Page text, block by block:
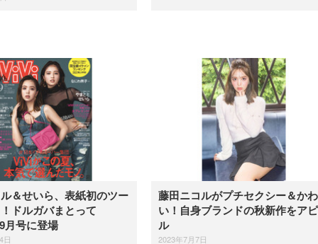
＆せいら、表紙初のツー
ドルガバまとって
月号に登場
日
藤田ニコルがプチセクシー＆か
い！自身ブランドの秋新作をア
ル
2023年7月7日